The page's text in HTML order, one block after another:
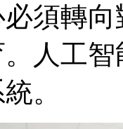
轉向
人工
。